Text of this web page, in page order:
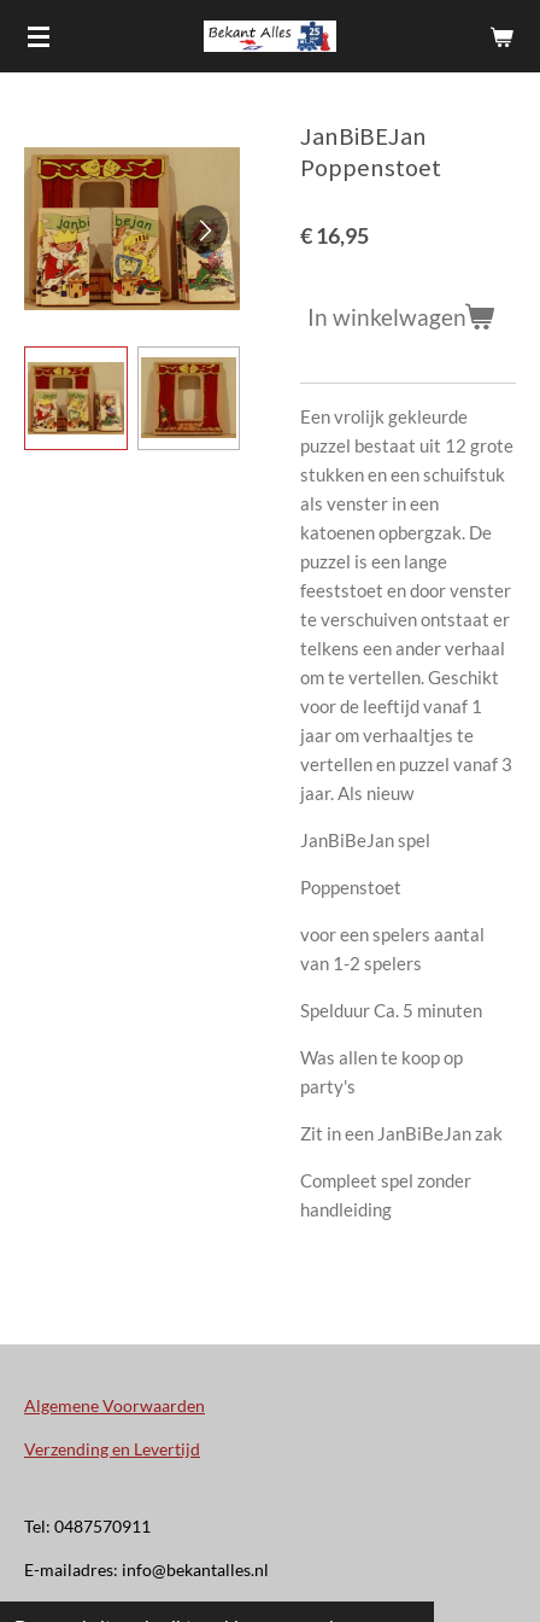
Ga
direct
JanBiBEJan
Poppenstoet
€ 16,95
In winkelwagen
Een vrolijk gekleurde
puzzel bestaat uit 12 grote
stukken en een schuifstuk
als venster in een
katoenen opbergzak. De
puzzel is een lange
feeststoet en door venster
te verschuiven ontstaat er
telkens een ander verhaal
om te vertellen. Geschikt
voor de leeftijd vanaf 1
jaar om verhaaltjes te
vertellen en puzzel vanaf 3
jaar. Als nieuw
JanBiBeJan spel
Poppenstoet
voor een spelers aantal
van 1-2 spelers
Spelduur Ca. 5 minuten
Was allen te koop op
party's
Zit in een JanBiBeJan zak
Compleet spel zonder
handleiding
Algemene Voorwaarden
Verzending en Levertijd
Tel: 0487570911
E-mailadres: info@bekantalles.nl